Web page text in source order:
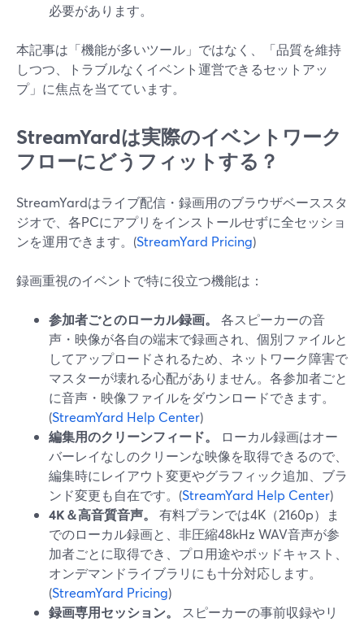
必要があります。
本記事は「機能が多いツール」ではなく、「品質を維持
しつつ、トラブルなくイベント運営できるセットアッ
プ」に焦点を当てています。
StreamYardは実際のイベントワーク
フローにどうフィットする？
StreamYardはライブ配信・録画用のブラウザベーススタ
ジオで、各PCにアプリをインストールせずに全セッショ
ンを運用できます。(StreamYard Pricing)
録画重視のイベントで特に役立つ機能は：
参加者ごとのローカル録画。
各スピーカーの音
声・映像が各自の端末で録画され、個別ファイルと
してアップロードされるため、ネットワーク障害で
マスターが壊れる心配がありません。各参加者ごと
に音声・映像ファイルをダウンロードできます。
(StreamYard Help Center)
編集用のクリーンフィード。
ローカル録画はオー
バーレイなしのクリーンな映像を取得できるので、
編集時にレイアウト変更やグラフィック追加、ブラ
ンド変更も自在です。(StreamYard Help Center)
4K＆高音質音声。
有料プランでは4K（2160p）ま
でのローカル録画と、非圧縮48kHz WAV音声が参
加者ごとに取得でき、プロ用途やポッドキャスト、
オンデマンドライブラリにも十分対応します。
(StreamYard Pricing)
録画専用セッション。
スピーカーの事前収録やリ